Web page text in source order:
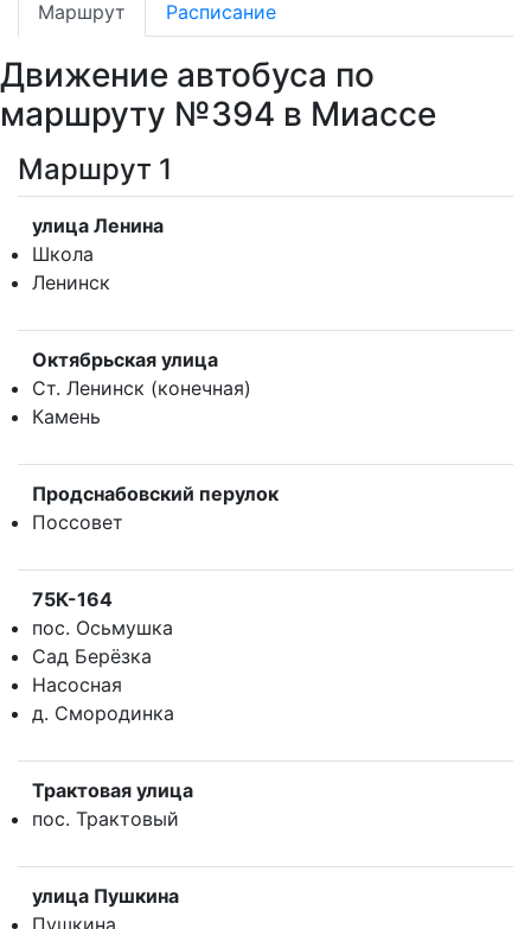
Маршрут Расписание
Движение автобуса по
маршруту №394 в Миассе
Маршрут 1
улица Ленина
Школа
Ленинск
Октябрьская улица
Ст. Ленинск (конечная)
Камень
Продснабовский перулок
Поссовет
75К-164
пос. Осьмушка
Сад Берёзка
Насосная
д. Смородинка
Трактовая улица
пос. Трактовый
улица Пушкина
Пушкина